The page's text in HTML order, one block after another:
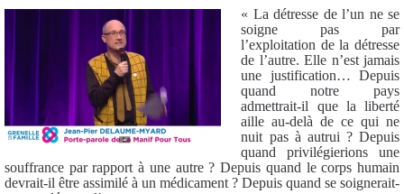
« La détresse de l’un ne se
soigne pas par
l’exploitation de la détresse
de l’autre. Elle n’est jamais
une justification… Depuis
quand notre pays
admettrait-il que la liberté
aille au-delà de ce qui ne
nuit pas à autrui ? Depuis
quand privilégierions une
souffrance par rapport à une autre ? Depuis quand le corps humain
devrait-il être assimilé à un médicament ? Depuis quand se soignerait-